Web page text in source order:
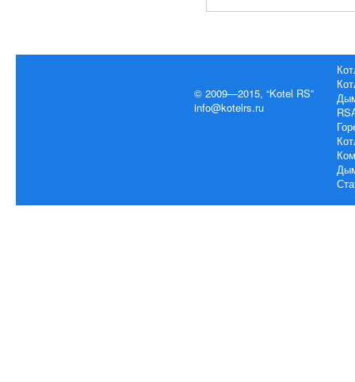
© 2009—2015, “Kotel RS”
info@kotelrs.ru